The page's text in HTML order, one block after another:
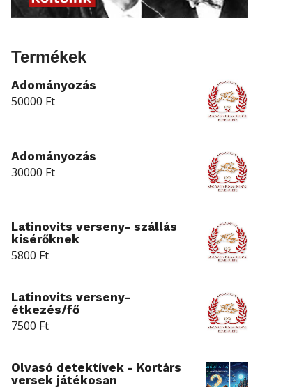
Termékek
Adományozás
50000 Ft
Adományozás
30000 Ft
Latinovits verseny- szállás
kísérőknek
5800 Ft
Latinovits verseny-
étkezés/fő
7500 Ft
Olvasó detektívek - Kortárs
versek játékosan